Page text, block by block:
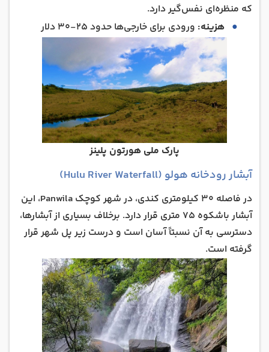
که منظره‌ای نفس‌گیر دارد.
هزینه: ورودی برای خارجی‌ها حدود ۲۵-۳۰ دلار
پارک ملی هورتون پلینز
آبشار رودخانه هولو (Hulu River Waterfall)
در فاصله ۳۰ کیلومتری کندی، در شهر کوچک Panwila، این
آبشار باشکوه ۷۵ متری قرار دارد. برخلاف بسیاری از آبشارها،
دسترسی به آن نسبتاً آسان است و درست زیر پل شهر قرار
گرفته است.